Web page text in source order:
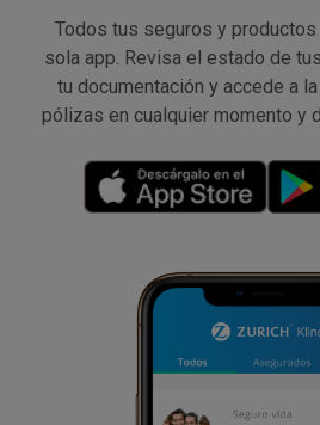
Todos tus seguros y productos
sola app. Revisa el estado de
tu documentación y accede a
pólizas en cualquier momento y